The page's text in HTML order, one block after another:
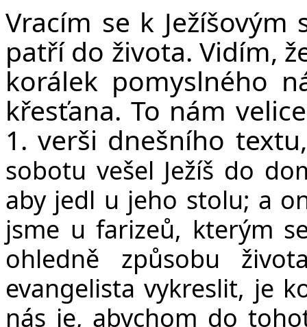
Vracím se k
patří do života. Vidím,
korálek pomyslného
křesťana. To nám
1. verši dnešního
sobotu vešel Ježíš do
aby jedl u jeho stolu; a
jsme u farizeů, kterým
ohledně způsobu
evangelista vykreslit, je
nás je, abychom do